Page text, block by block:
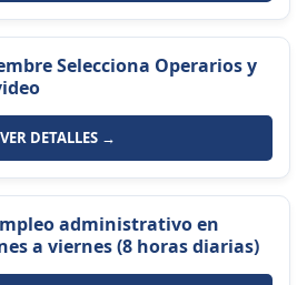
Selecciona Operarios y
VER DETALLES →
administrativo en
a viernes (8 horas diarias)